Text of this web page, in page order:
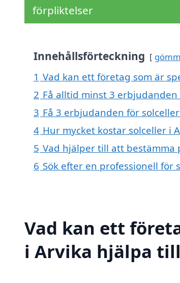
förpliktelser
Innehållsförteckning
1 Vad kan ett företag som är
2 Få alltid minst 3
3 Få 3 erbjudanden för
4 Hur mycket kostar solceller i
5 Vad hjälper till att bestämma
6 Sök efter en professionell för
Vad kan ett
i Arvika hjälpa